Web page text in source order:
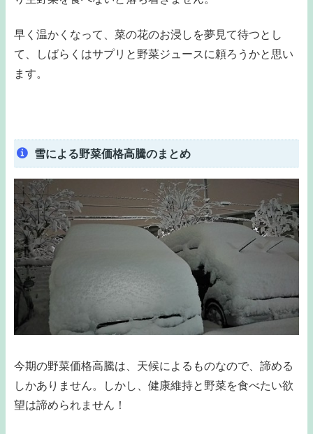
早く温かくなって、菜の花のお浸しを夢見て待つとし
て、しばらくはサプリと野菜ジュースに頼ろうかと思い
ます。
雪による野菜価格高騰のまとめ
今期の野菜価格高騰は、天候によるものなので、諦める
しかありません。しかし、健康維持と野菜を食べたい欲
望は諦められません！